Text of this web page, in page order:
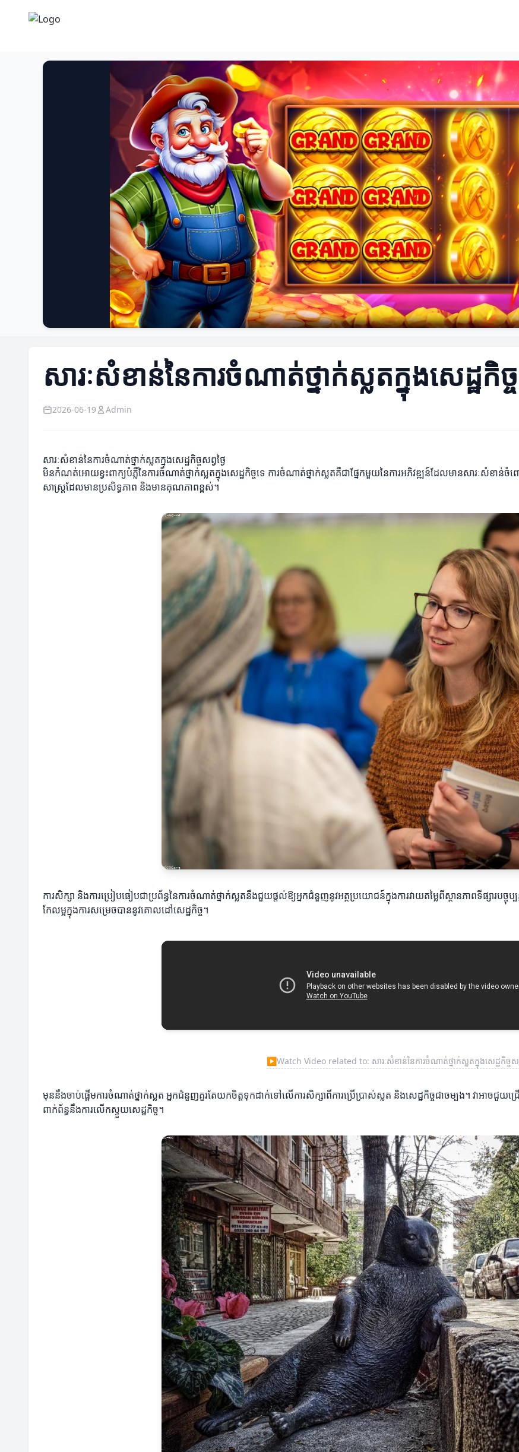
សារៈសំខាន់នៃការចំណាត់ថ្នាក់ស្លតក្នុងសេដ្ឋកិច្ច
2026-06-19 Admin
សារៈសំខាន់នៃការចំណាត់ថ្នាក់ស្លតក្នុងសេដ្ឋកិច្ចសព្វថ្ងៃ
មិនកំណត់អោយខ្វះពាក្យបំភ្លឺនៃការចំណាត់ថ្នាក់ស្លតក្នុងសេដ្ឋកិច្ចទេ ការចំណាត់ថ្នាក់ស្លតគឺជាផ្នែកមួយនៃការអភិវឌ្ឍន៍ដែលមានសារៈសំខាន់ចំ
សាស្ត្រដែលមានប្រសិទ្ធភាព និងមានគុណភាពខ្ពស់។
ការសិក្សា និងការប្រៀបធៀបជាប្រព័ន្ធនៃការចំណាត់ថ្នាក់ស្លតនឹងជួយផ្តល់ឱ្យអ្នកជំនួញនូវអត្ថប្រយោជន៍ក្នុងការវាយតម្លៃពីស្ថានភាពទីផ្សារបច្
កែលម្អក្នុងការសម្រេចបាននូវគោលដៅសេដ្ឋកិច្ច។
▶Watch Video related to: សារៈសំខាន់នៃការចំណាត់ថ្នាក់ស្លតក្នុងសេដ្ឋកិច្ចសព្
មុននឹងចាប់ផ្តើមការចំណាត់ថ្នាក់ស្លត អ្នកជំនួញគួរតែយកចិត្តទុកដាក់ទៅលើការសិក្សាពីការប្រើប្រាស់ស្លត និងសេដ្ឋកិច្ចជាចម្បង។ វាអា
ពាក់ព័ន្ធនឹងការលើកស្ទួយសេដ្ឋកិច្ច។